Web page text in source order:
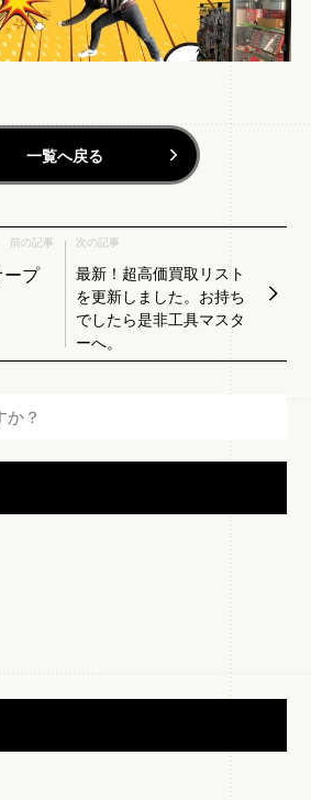
一覧へ戻る
次の記事
最新！超高価買取リスト
を更新しました。お持ち
でしたら是非工具マスタ
ーへ。
前の記事
ープ